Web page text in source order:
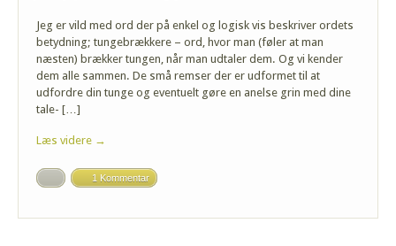
Jeg er vild med ord der på enkel og logisk vis beskriver ordets
betydning; tungebrækkere – ord, hvor man (føler at man
næsten) brækker tungen, når man udtaler dem. Og vi kender
dem alle sammen. De små remser der er udformet til at
udfordre din tunge og eventuelt gøre en anelse grin med dine
tale- […]
Læs videre →
1 Kommentar